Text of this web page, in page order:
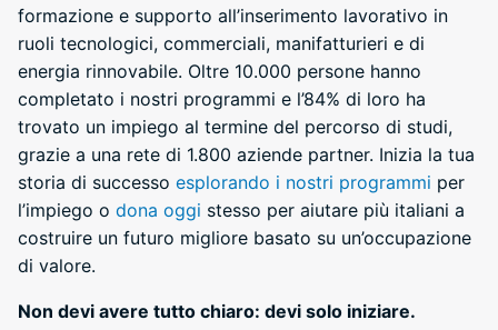
formazione e supporto all’inserimento lavorativo in
ruoli tecnologici, commerciali, manifatturieri e di
energia rinnovabile. Oltre 10.000 persone hanno
completato i nostri programmi e l’84% di loro ha
trovato un impiego al termine del percorso di studi,
grazie a una rete di 1.800 aziende partner. Inizia la tua
storia di successo esplorando i nostri programmi per
l’impiego o dona oggi stesso per aiutare più italiani a
costruire un futuro migliore basato su un’occupazione
di valore.
Non devi avere tutto chiaro: devi solo iniziare.